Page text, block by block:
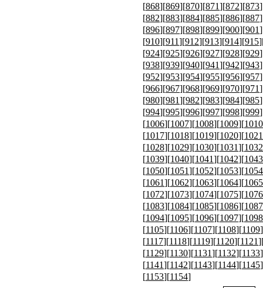
[868][869][870][871][872][873
[882][883][884][885][886][887
[896][897][898][899][900][901
[910][911][912][913][914][915
[924][925][926][927][928][929
[938][939][940][941][942][943
[952][953][954][955][956][957
[966][967][968][969][970][971
[980][981][982][983][984][985
[994][995][996][997][998][999
[1006][1007][1008][1009][1010
[1017][1018][1019][1020][1021
[1028][1029][1030][1031][1032
[1039][1040][1041][1042][1043
[1050][1051][1052][1053][1054
[1061][1062][1063][1064][1065
[1072][1073][1074][1075][1076
[1083][1084][1085][1086][1087
[1094][1095][1096][1097][1098
[1105][1106][1107][1108][1109
[1117][1118][1119][1120][1121
[1129][1130][1131][1132][1133
[1141][1142][1143][1144][1145
[1153][1154]